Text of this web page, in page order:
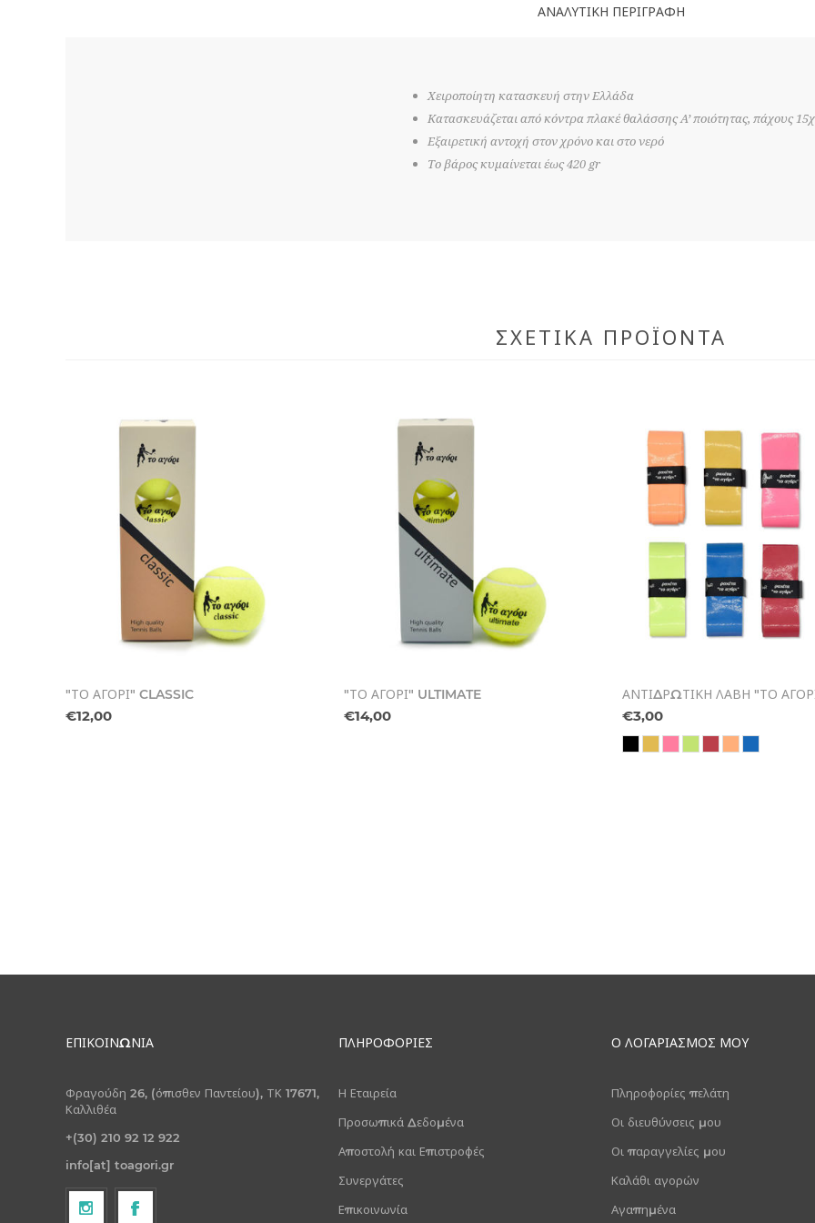
ΑΝΑΛΥΤΙΚΉ ΠΕΡΙΓΡΑΦΉ
Χειροποίητη κατασκευή στην Ελλάδα
Κατασκευάζεται από κόντρα πλακέ θαλάσσης Α’ ποιότητας, πάχους
Εξαιρετική αντοχή στον χρόνο και στο νερό
Το βάρος κυμαίνεται έως 420 gr
ΣΧΕΤΙΚΆ ΠΡΟΪΌΝΤΑ
"ΤΟ ΑΓΟΡΙ" CLASSIC
€12,00
"ΤΟ ΑΓΟΡΙ" ULTIMATE
€14,00
ΑΝΤΙΔΡΩΤΙΚΗ ΛΑΒΗ "ΤΟ
€3,00
ΕΠΙΚΟΙΝΩΝΊΑ
Φραγούδη 26, (όπισθεν Παντείου), ΤΚ 17671,
Καλλιθέα
+(30) 210 92 12 922
info[at] toagori.gr
ΠΛΗΡΟΦΟΡΊΕΣ
Η Εταιρεία
Προσωπικά Δεδομένα
Αποστολή και Επιστροφές
Συνεργάτες
Επικοινωνία
Ο ΛΟΓΑΡΙΑΣΜΌΣ ΜΟΥ
Πληροφορίες πελάτη
Οι διευθύνσεις μου
Οι παραγγελίες μου
Καλάθι αγορών
Αγαπημένα